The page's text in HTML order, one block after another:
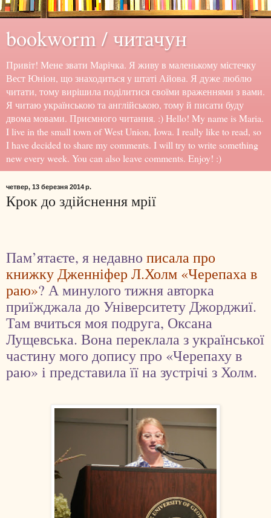
bookworm / читачун
Привіт! Мене звати Марічка. Я живу в маленькому містечку
Вест Юніон, що знаходиться у штаті Айова. Я дуже люблю
читати, тому вирішила поділитися своїми враженнями з вами.
Я читаю українською та англійською, тому й писати буду
двома мовами. Приємного читання. :) Hello! My name is Maria.
I live in the small town of West Union, Iowa. I really like to read, so
I have decided to share my comments. I will try to write something
new every week. You can also leave comments. Enjoy! :)
четвер, 13 березня 2014 р.
Крок до здійснення мрії
Пам’ятаєте, я недавно писала про
книжку Дженніфер Л.Холм «Черепаха в
раю»? А минулого тижня авторка
приїжджала до Університету Джорджиї.
Там вчиться моя подруга, Оксана
Лущевська. Вона переклала з української
частину мого допису про «Черепаху в
раю» і представила її на зустрічі з Холм.